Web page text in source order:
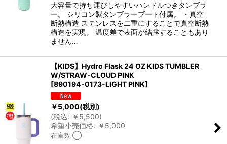
大容量で持ち運びしやすいハンドルつきタンブラ
ー。 シリコン製タンブラーブート付属。 ・真空
断熱構造 ステンレスを二重にすることで真空断熱
構造を実現。 温度差で表面が結露することもあり
ません…
【KIDS】Hydro Flask 24 OZ KIDS TUMBLER
W/STRAW-CLOUD PINK
[890194-0173-LIGHT PINK]
￥5,000(税別)
(税込: ￥ 5,500)
希望小売価格: ￥ 5,000
在庫数 ◯